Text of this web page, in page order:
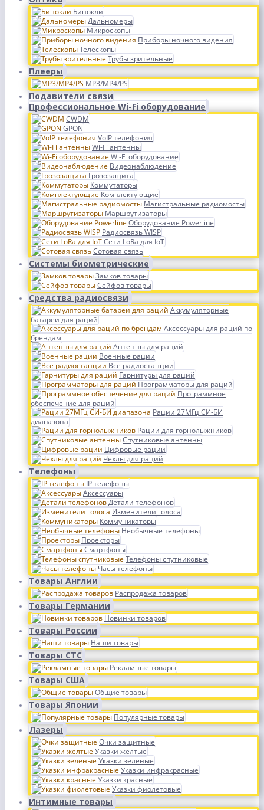
Бинокли
Дальномеры
Микроскопы
Приборы ночного видения
Телескопы
Трубы зрительные
Плееры
MP3/MP4/PS
Подавители связи
Профессиональное Wi-Fi оборудование
CWDM
GPON
VoIP телефония
Wi-Fi антенны
Wi-Fi оборудование
Видеонаблюдение
Грозозащита
Коммутаторы
Комплектующие
Магистральные радиомосты
Маршрутизаторы
Оборудование Powerline
Радиосвязь WISP
Сети LoRa для IoT
Сотовая связь
Системы биометрические
Замков товары
Сейфов товары
Средства радиосвязи
Аккумуляторные
батареи для раций
Аксессуары для раций по
брендам
Антенны для раций
Военные рации
Все радиостанции
Гарнитуры для раций
Программаторы для раций
Программное
обеспечение для раций
Рации 27МГц СИ-БИ
диапазона
Рации для горнолыжников
Спутниковые антенны
Цифровые рации
Чехлы для раций
Телефоны
IP телефоны
Аксессуары
Детали телефонов
Изменители голоса
Коммуникаторы
Необычные телефоны
Проекторы
Смартфоны
Телефоны спутниковые
Часы телефоны
Товары Англии
Распродажа товаров
Товары Германии
Новинки товаров
Товары России
Наши товары
Товары СТС
Рекламные товары
Товары США
Общие товары
Товары Японии
Популярные товары
Лазеры
Очки защитные
Указки желтые
Указки зелёные
Указки инфракрасные
Указки красные
Указки фиолетовые
Интимные товары